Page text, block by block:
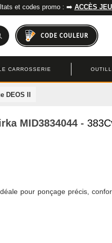
et codes promo : ➡️ ACCÈS
CODE COULEUR
CARROSSERIE
DEOS II
MID3834044 -
pour ponçage précis,